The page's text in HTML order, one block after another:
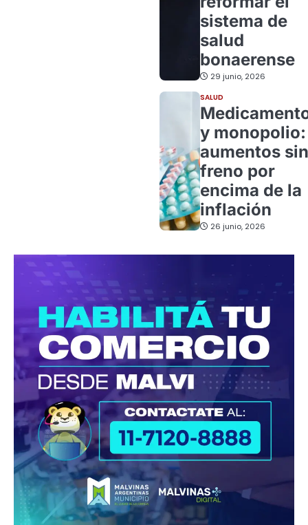
sistema de
salud
bonaerense
29 junio, 2026
SALUD
y monopolio:
aumentos sin
freno por
encima de la
inflación
26 junio, 2026